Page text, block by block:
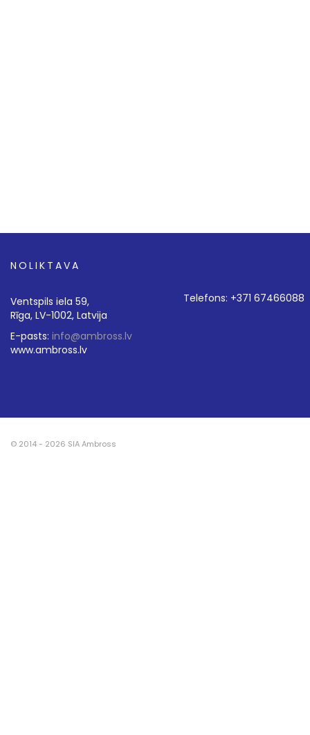
NOLIKTAVA
Ventspils iela 59,
Rīga, LV-1002, Latvija
E-pasts: info@ambross.lv
www.ambross.lv
Telefons: +371 67466088
© 2014 - 2026 SIA Ambross